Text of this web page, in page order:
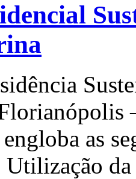
as
Utilização